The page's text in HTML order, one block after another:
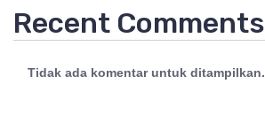
Recent Comments
Tidak ada komentar untuk ditampilkan.